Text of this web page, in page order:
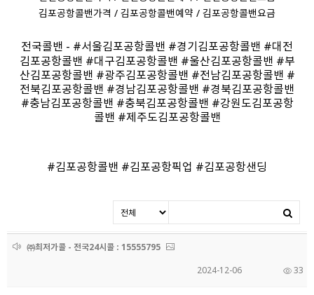
김포공항콜밴가격 / 김포공항콜밴예약 / 김포공항콜밴요금
전국콜밴 - #서울김포공항콜밴 #경기김포공항콜밴 #대전
김포공항콜밴 #대구김포공항콜밴 #울산김포공항콜밴 #부
산김포공항콜밴 #광주김포공항콜밴 #전남김포공항콜밴 #
전북김포공항콜밴 #경남김포공항콜밴 #경북김포공항콜밴
#충남김포공항콜밴 #충북김포공항콜밴 #강원도김포공항
콜밴 #제주도김포공항콜밴
#김포공항콜밴 #김포공항픽업 #김포공항샌딩
㈜최저가콜 - 전국24시콜 : 15555795
33
2024-12-06